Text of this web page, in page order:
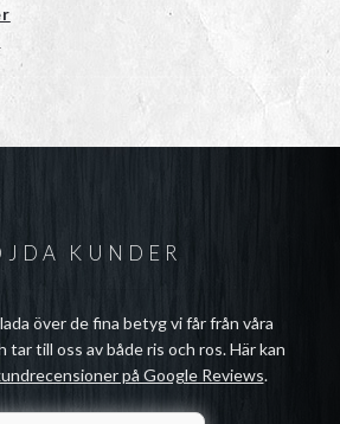
KUNDER
över de fina betyg vi får från våra
tar till oss av både ris och ros. Här kan
på Google Reviews.